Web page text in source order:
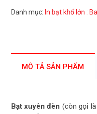
Danh mục: In bạt khổ lớn :
MÔ TẢ SẢN PHẨM
Bạt xuyên đèn (còn gọi là